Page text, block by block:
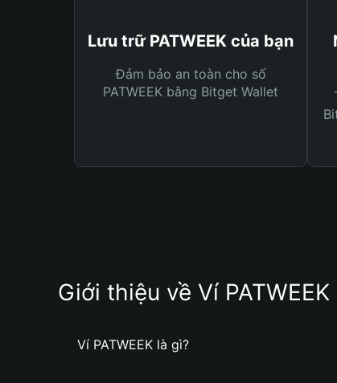
Lưu trữ PATWEEK của bạn
Đảm bảo an toàn cho số
PATWEEK bằng Bitget Wallet
Giới thiệu về Ví PATWEEK
Ví PATWEEK là gì?